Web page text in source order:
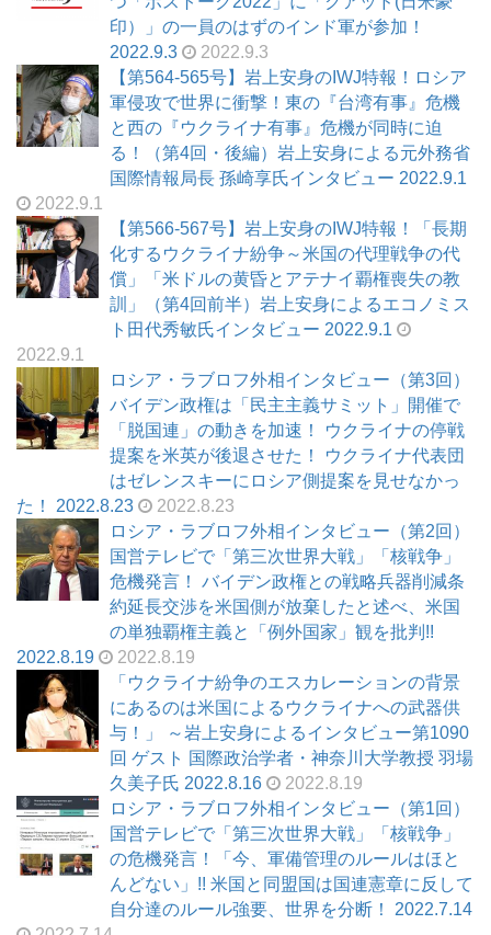
印）」の一員のはずのインド軍が参加！
2022.9.3
2022.9.3
【第564-565号】岩上安身のIWJ特報！ロシア
軍侵攻で世界に衝撃！東の『台湾有事』危機
と西の『ウクライナ有事』危機が同時に迫
る！（第4回・後編）岩上安身による元外務省
国際情報局長 孫崎享氏インタビュー 2022.9.1
2022.9.1
【第566-567号】岩上安身のIWJ特報！「長期
化するウクライナ紛争～米国の代理戦争の代
償」「米ドルの黄昏とアテナイ覇権喪失の教
訓」（第4回前半）岩上安身によるエコノミス
ト田代秀敏氏インタビュー 2022.9.1
2022.9.1
ロシア・ラブロフ外相インタビュー（第3回）
バイデン政権は「民主主義サミット」開催で
「脱国連」の動きを加速！ ウクライナの停戦
提案を米英が後退させた！ ウクライナ代表団
はゼレンスキーにロシア側提案を見せなかっ
た！ 2022.8.23
2022.8.23
ロシア・ラブロフ外相インタビュー（第2回）
国営テレビで「第三次世界大戦」「核戦争」
危機発言！ バイデン政権との戦略兵器削減条
約延長交渉を米国側が放棄したと述べ、米国
の単独覇権主義と「例外国家」観を批判!!
2022.8.19
2022.8.19
「ウクライナ紛争のエスカレーションの背景
にあるのは米国によるウクライナへの武器供
与！」 ～岩上安身によるインタビュー第1090
回 ゲスト 国際政治学者・神奈川大学教授 羽場
久美子氏 2022.8.16
2022.8.19
ロシア・ラブロフ外相インタビュー（第1回）
国営テレビで「第三次世界大戦」「核戦争」
の危機発言！「今、軍備管理のルールはほと
んどない」!! 米国と同盟国は国連憲章に反して
自分達のルール強要、世界を分断！ 2022.7.14